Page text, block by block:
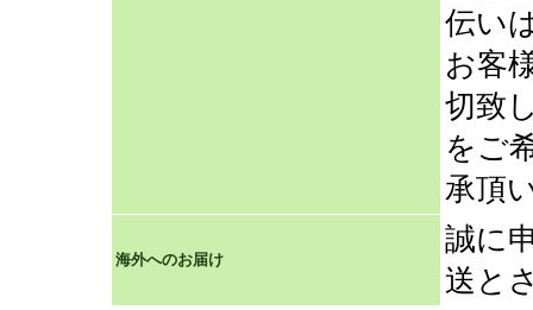
伝い
お客
切致
をご
承頂
海外へのお届け
誠に
送と